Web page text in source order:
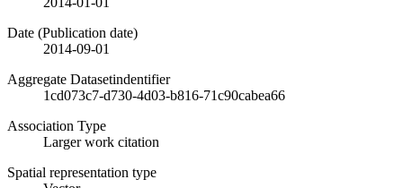
Date (Publication date)
2014-09-01
Aggregate Datasetindentifier
1cd073c7-d730-4d03-b816-71c90cabea66
Association Type
Larger work citation
Spatial representation type